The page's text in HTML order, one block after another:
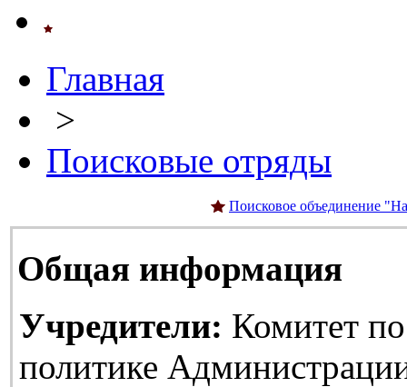
Главная
>
Поисковые отряды
Поисковое объединение
Общая информация
Учредители: Комитет
политике